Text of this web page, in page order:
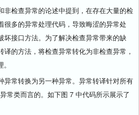
检查异常的论述中提到，在存在大量的检
很多的异常处理代码，导致晦涩的异常处
坏接口方法。为了解决检查异常带来的缺
译的方法，将检查异常转化为非检查异常，
常转换为另一种异常。异常转译针对所有
常类而言的。如下图 7 中代码所示展示了